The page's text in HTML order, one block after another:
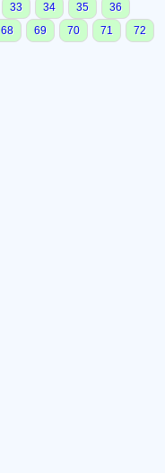
33 34 35
36
68 69 70 71
72